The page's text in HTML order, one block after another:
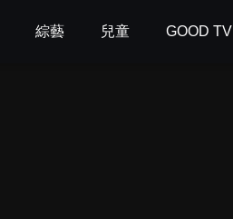
綜藝 兒童 GOOD TV